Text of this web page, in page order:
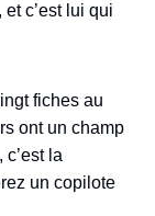
c’est lui qui
fiches au
ont un champ
c’est la
un copilote